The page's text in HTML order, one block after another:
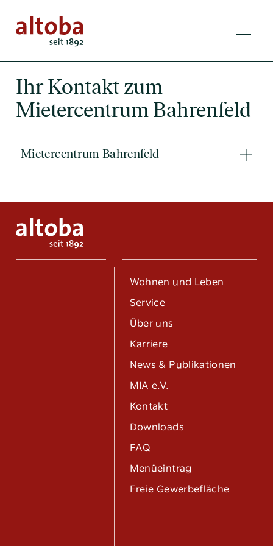
040 / 38 90 10 – 0
post@altoba.de
Wunschtermin vereinbaren
Ihr Kontakt zum
Mietercentrum Bahrenfeld
Mietercentrum Bahrenfeld
Wohnen und Leben
Service
Über uns
Karriere
News & Publikationen
MIA e.V.
Kontakt
Downloads
FAQ
Menüeintrag
Freie Gewerbefläche